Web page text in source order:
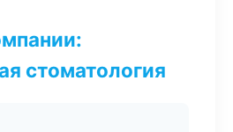
стоматология